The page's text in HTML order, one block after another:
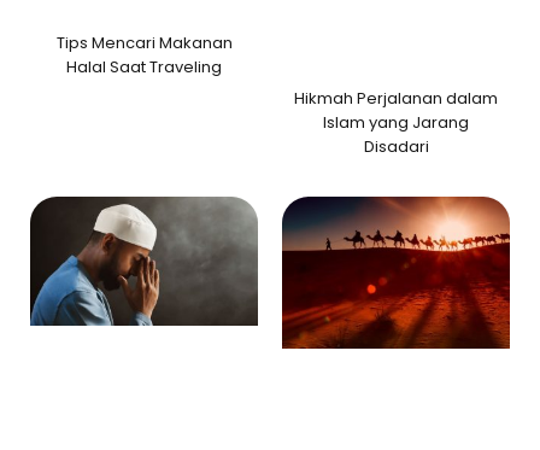
Tips Mencari Makanan
Halal Saat Traveling
Hikmah Perjalanan dalam
Islam yang Jarang
Disadari